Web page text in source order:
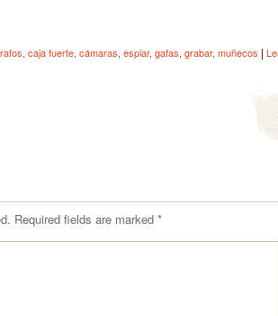
, caja fuerte, cámaras, espiar, gafas, grabar, muñecos |
Required fields are marked *